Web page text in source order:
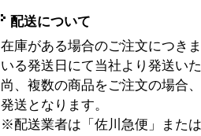
配送について
在庫がある場合のご注文につき
いる発送日にて当社より発送い
尚、複数の商品をご注文の場合
発送となります。
※配送業者は「佐川急便」また